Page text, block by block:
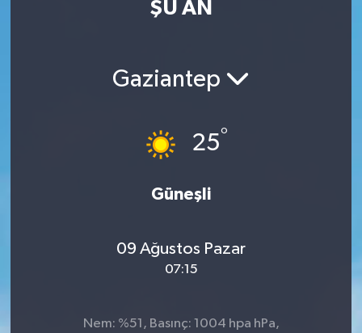
ŞU AN
Gaziantep
25°
Güneşli
09 Ağustos Pazar
07:15
Nem: %51, Basınç: 1004 hpa hPa,
ÖZEL HABER